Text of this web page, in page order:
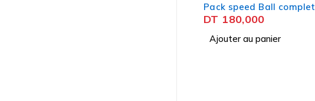
Pack speed Ball complet
DT 180,000
Ajouter au panier